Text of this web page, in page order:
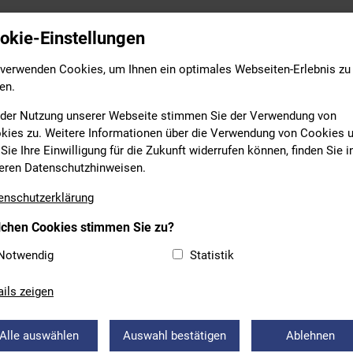
Leistungs- & Wettkampfsport
BEI DER
UND
und Startrechtwechsel können künftig über ein digitales
Einstellungen
Cookies, um Ihnen ein optimales Webseiten-Erlebnis zu
Nutzung unserer Webseite stimmen Sie der Verwendung von
zu. Weitere Informationen über die Verwendung von Cookies
Ihre Einwilligung für die Zukunft widerrufen können, finden Sie
Datenschutzhinweisen.
Cookies stimmen Sie zu?
Statistik
zeigen
Alle auswählen Auswahl bestätigen Ablehnen